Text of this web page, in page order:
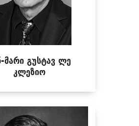
მარი გუსტავ ლე
კლეზიო